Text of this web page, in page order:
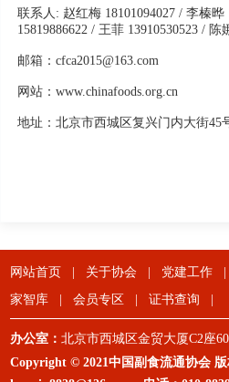
联系人: 赵红梅 18101094027 / 李榛晔
15819886622 / 王菲 13910530523 / 陈
邮箱：cfca2015@163.com
网站：www.chinafoods.org.cn
地址：北京市西城区复兴门内大街45
网站首页 关于协会 党建工作
家智库
会员专区 证书查询
办公室：北京市西城区金贸大厦C2座
Copyright © 2021中国副食流通协会